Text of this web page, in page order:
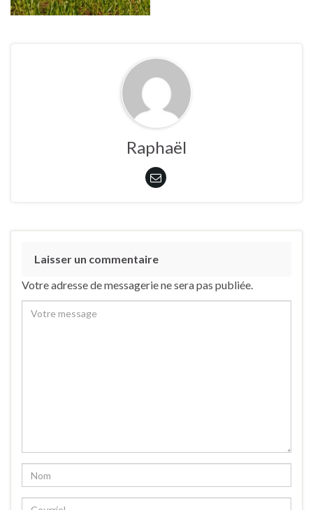
Raphaël
Laisser un commentaire
Votre adresse de messagerie ne sera pas publiée.